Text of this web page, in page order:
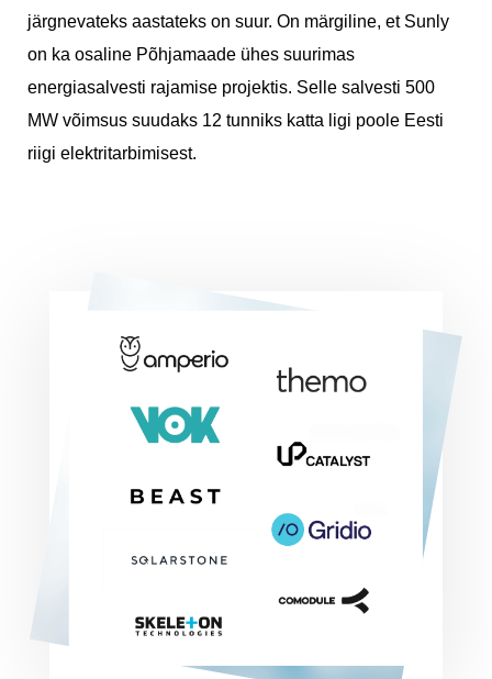
järgnevateks aastateks on suur. On märgiline, et Sunly
on ka osaline Põhjamaade ühes suurimas
energiasalvesti rajamise projektis. Selle salvesti 500
MW võimsus suudaks 12 tunniks katta ligi poole Eesti
riigi elektritarbimisest.